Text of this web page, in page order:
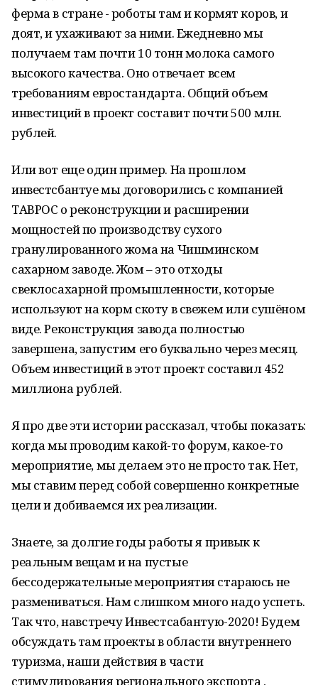
ферма в стране - роботы там и кормят коров, и
доят, и ухаживают за ними. Ежедневно мы
получаем там почти 10 тонн молока самого
высокого качества. Оно отвечает всем
требованиям евростандарта. Общий объем
инвестиций в проект составит почти 500 млн.
рублей.
Или вот еще один пример. На прошлом
инвестсбантуе мы договорились с компанией
ТАВРОС о реконструкции и расширении
мощностей по производству сухого
гранулированного жома на Чишминском
сахарном заводе. Жом – это отходы
свеклосахарной промышленности, которые
используют на корм скоту в свежем или сушёном
виде. Реконструкция завода полностью
завершена, запустим его буквально через месяц.
Объем инвестиций в этот проект составил 452
миллиона рублей.
Я про две эти истории рассказал, чтобы показать:
когда мы проводим какой-то форум, какое-то
мероприятие, мы делаем это не просто так. Нет,
мы ставим перед собой совершенно конкретные
цели и добиваемся их реализации.
Знаете, за долгие годы работы я привык к
реальным вещам и на пустые
бессодержательные мероприятия стараюсь не
размениваться. Нам слишком много надо успеть.
Так что, навстречу Инвестсабантую-2020! Будем
обсуждать там проекты в области внутреннего
туризма, наши действия в части
стимулирования регионального экспорта ,